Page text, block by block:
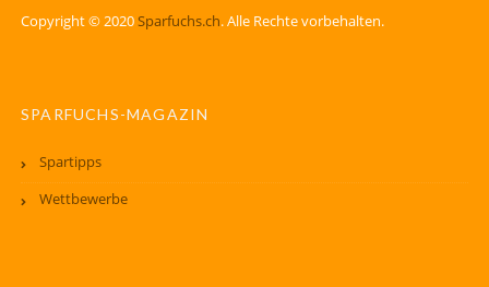
Copyright © 2020Sparfuchs.ch. Alle Rechte vorbehalten.
SPARFUCHS-MAGAZIN
Spartipps
Wettbewerbe